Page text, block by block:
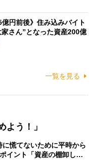
億円前後》住み込みバイト
さん”となった資産200億
一覧を見る
よう！」
に慌てないために平時から
イント「資産の棚卸し…